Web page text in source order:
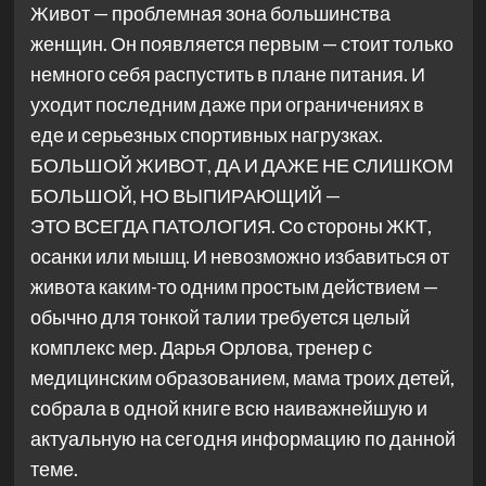
Живот — проблемная зона большинства
женщин. Он появляется первым — стоит только
немного себя распустить в плане питания. И
уходит последним даже при ограничениях в
еде и серьезных спортивных нагрузках.
БОЛЬШОЙ ЖИВОТ, ДА И ДАЖЕ НЕ СЛИШКОМ
БОЛЬШОЙ, НО ВЫПИРАЮЩИЙ —
ЭТО ВСЕГДА ПАТОЛОГИЯ. Со стороны ЖКТ,
осанки или мышц. И невозможно избавиться от
живота каким-то одним простым действием —
обычно для тонкой талии требуется целый
комплекс мер. Дарья Орлова, тренер с
медицинским образованием, мама троих детей,
собрала в одной книге всю наиважнейшую и
актуальную на сегодня информацию по данной
теме.